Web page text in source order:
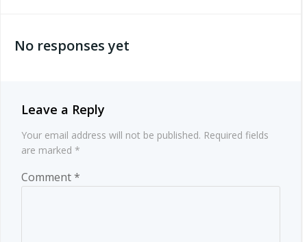
navigation
No responses yet
Leave a Reply
Your email address will not be published. Required fields
are marked *
Comment*